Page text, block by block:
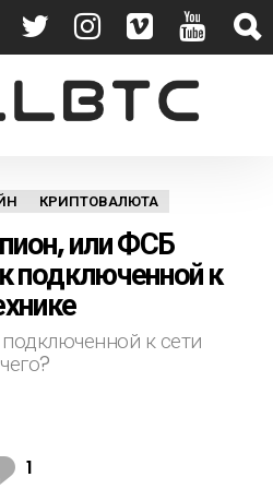
КРИПТОВАЛЮТА
или ФСБ
подключенной к
к сети
1